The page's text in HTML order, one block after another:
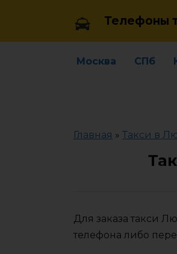
Телефоны
Москва СПб
Главная » Такси в
Для заказа такси
телефона либо